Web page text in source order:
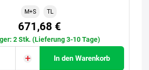
M+S TL
671,68 €
2 Stk. (Lieferung 3-10 Tage)
In den Warenkorb